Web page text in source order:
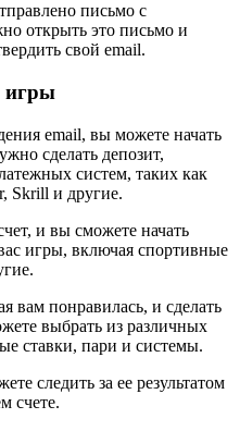
письмо с
открыть это письмо и
свой email.
игры
email, вы можете начать
сделать депозит,
систем, таких как
Skrill и другие.
и вы сможете начать
игры, включая спортивные
вам понравилась, и сделать
выбрать из различных
ставки, пари и системы.
следить за ее результатом
счете.